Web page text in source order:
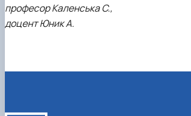
професор Каленська С.,
доцент Юник А.